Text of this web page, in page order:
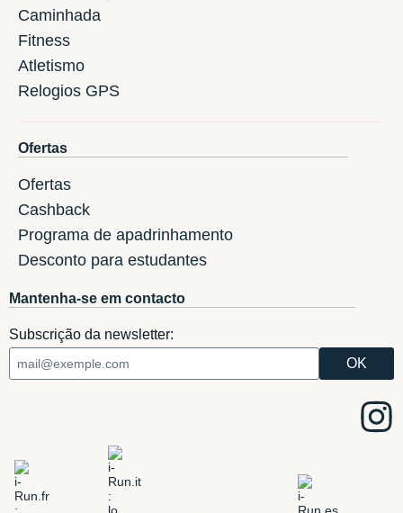
Caminhada
Fitness
Atletismo
Relogios GPS
Ofertas
Ofertas
Cashback
Programa de apadrinhamento
Desconto para estudantes
Mantenha-se em contacto
Subscrição da newsletter: